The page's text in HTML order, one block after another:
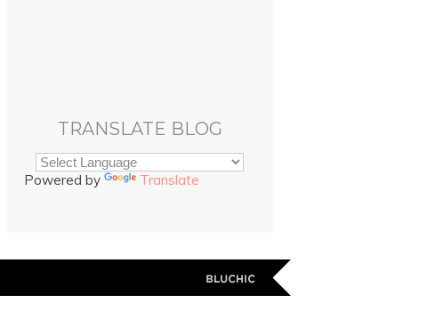
TRANSLATE BLOG
Powered by Translate